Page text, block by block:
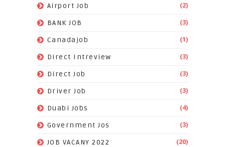
Airport Job (2)
BANK JOB (3)
Canadajob (1)
Direct Intreview (3)
Direct Job (3)
Driver Job (3)
Duabi Jobs (4)
Government Jos (3)
JOB VACANY 2022 (20)